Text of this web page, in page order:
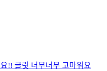
!! 글릿 너무너무 고마워요